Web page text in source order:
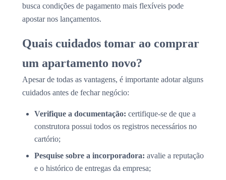
busca condições de pagamento mais flexíveis pode
apostar nos lançamentos.
Quais cuidados tomar ao comprar
um apartamento novo?
Apesar de todas as vantagens, é importante adotar alguns
cuidados antes de fechar negócio:
Verifique a documentação: certifique-se de que a
construtora possui todos os registros necessários no
cartório;
Pesquise sobre a incorporadora: avalie a reputação
e o histórico de entregas da empresa;